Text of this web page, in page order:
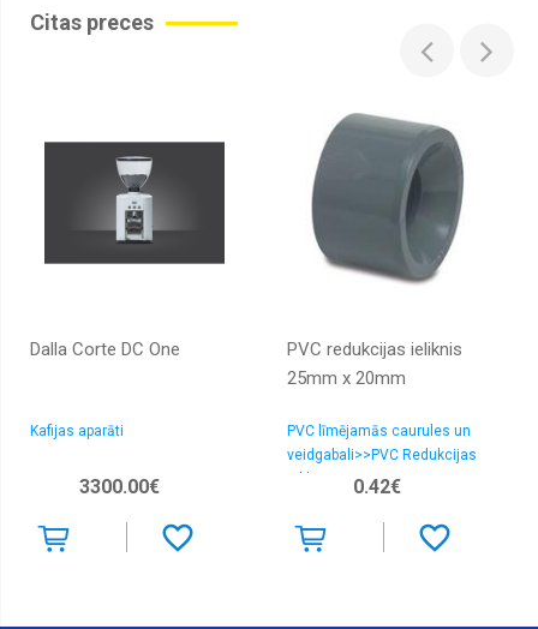
Citas preces
Dalla Corte DC One
Kafijas aparāti
3300.00€
PVC redukcijas ieliknis
25mm x 20mm
PVC līmējamās caurules un
veidgabali>>PVC Redukcijas
0.42€